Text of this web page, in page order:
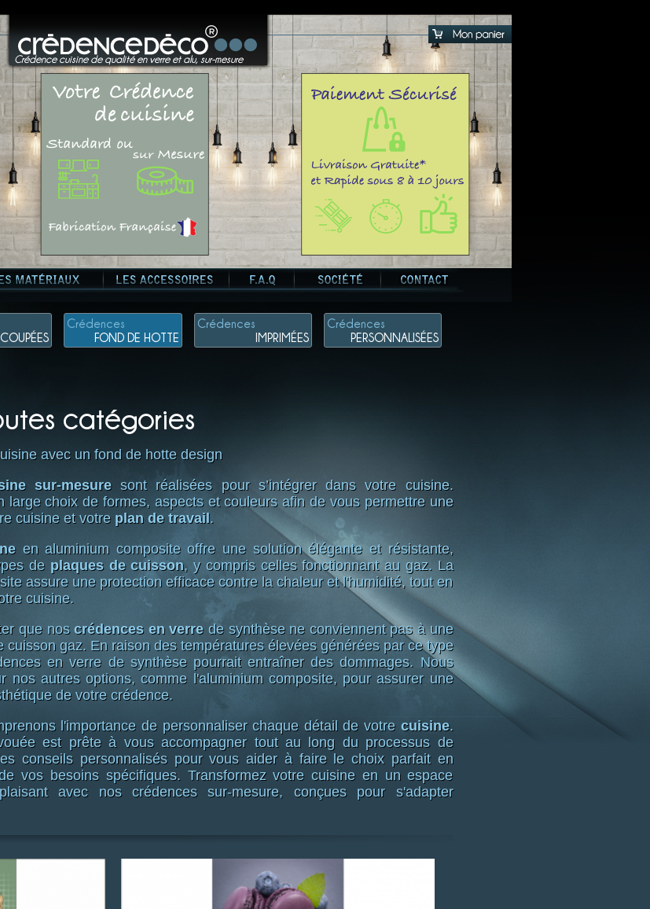
Crédence cuisine de qualité en verre et alu, sur-mesure
Crédences
FOND DE HOTTE
Crédences
IMPRIMÉES
Crédences
PERSONNALISÉES
catégories
avec un fond de hotte design
sur-mesuresont réalisées pour s’intégrer dans votre cuisine.
large choix de formes, aspects et couleurs afin de vous permettre une
cuisine et votre plan de travail.
en aluminium composite offre une solution élégante et résistante,
de plaques de cuisson, y compris celles fonctionnant au gaz. La
assure une protection efficace contre la chaleur et l'humidité, tout en
cuisine.
que noscrédences en verrede synthèse ne conviennent pas à une
cuisson gaz. En raison des températures élevées générées par ce type
en verre de synthèse pourrait entraîner des dommages. Nous
nos autres options, comme l'aluminium composite, pour assurer une
de votre crédence.
l'importance de personnaliser chaque détail de votre cuisine.
est prête à vous accompagner tout au long du processus de
conseils personnalisés pour vous aider à faire le choix parfait en
vos besoins spécifiques. Transformez votre cuisine en un espace
avec nos crédences sur-mesure, conçues pour s'adapter